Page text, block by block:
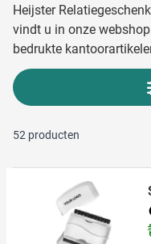
Heijster
vindt u in onze
bedrukte
52 producten